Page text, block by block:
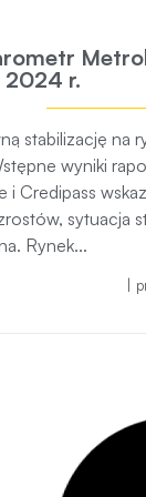
wyniki
Credipass
sytuacja stała